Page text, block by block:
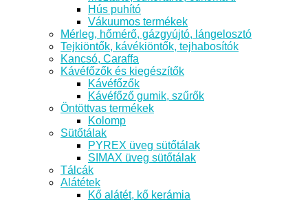
Hús puhító
Vákuumos termékek
Mérleg, hőmérő, gázgyújtó, lángelosztó
Tejkiöntők, kávékiöntők, tejhabosítók
Kancsó, Caraffa
Kávéfőzők és kiegészítők
Kávéfőzők
Kávéfőző gumik, szűrők
Öntöttvas termékek
Kolomp
Sütőtálak
PYREX üveg sütőtálak
SIMAX üveg sütőtálak
Tálcák
Alátétek
Kő alátét, kő kerámia